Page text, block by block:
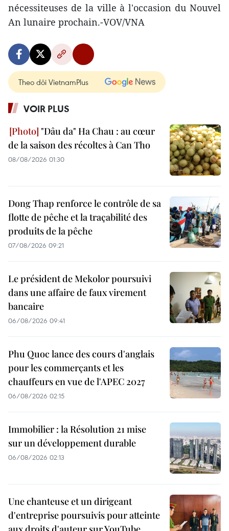
nécessiteuses de la ville à l'occasion du Nouvel
An lunaire prochain.-VOV/VNA
Theo dõi VietnamPlus
VOIR PLUS
"Dâu da" Ha Chau : au cœur
de la saison des récoltes à Can Tho
08/08/2026 01:30
Dong Thap renforce le contrôle de sa
flotte de pêche et la traçabilité des
produits de la pêche
07/08/2026 09:21
Le président de Mekolor poursuivi
dans une affaire de faux virement
bancaire
06/08/2026 09:41
Phu Quoc lance des cours d'anglais
pour les commerçants et les
chauffeurs en vue de l'APEC 2027
06/08/2026 02:15
Immobilier : la Résolution 21 mise
sur un développement durable
06/08/2026 02:13
Une chanteuse et un dirigeant
d'entreprise poursuivis pour atteinte